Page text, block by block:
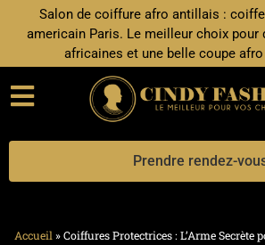
Salon de coiffure afro antillais :
americain Paris. Le meilleur choix pour
africaines et une belle coupe
Prendre rendez-
Accueil»Coiffures Protectrices : L’Arme Secrète